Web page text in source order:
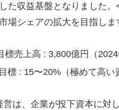
た収益基盤となりました
場シェアの拡大を目指しま
標売上高 : 3,800億円（
標 : 15〜20%（極めて高い
営は、企業が投下資本に対